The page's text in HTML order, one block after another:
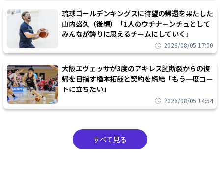
琉球ゴールデンキングスに待望の帰還を果たした
山内盛久（後編）「1人のウチナーンチュとして
みんなが誇りに思えるチームにしていく」
2026/08/05 17:00
大阪エヴェッサが3度のアキレス腱断裂からの復
帰を目指す橋本拓哉と契約を締結「もう一度コー
トに立ちたい」
2026/08/05 14:54
すべて見る